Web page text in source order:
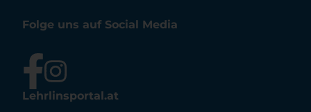
Folge uns auf Social Media
Lehrlinsportal.at